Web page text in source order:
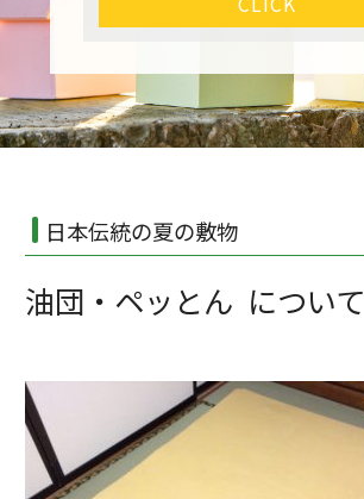
日本伝統の夏の敷物
油団・ペッとん について